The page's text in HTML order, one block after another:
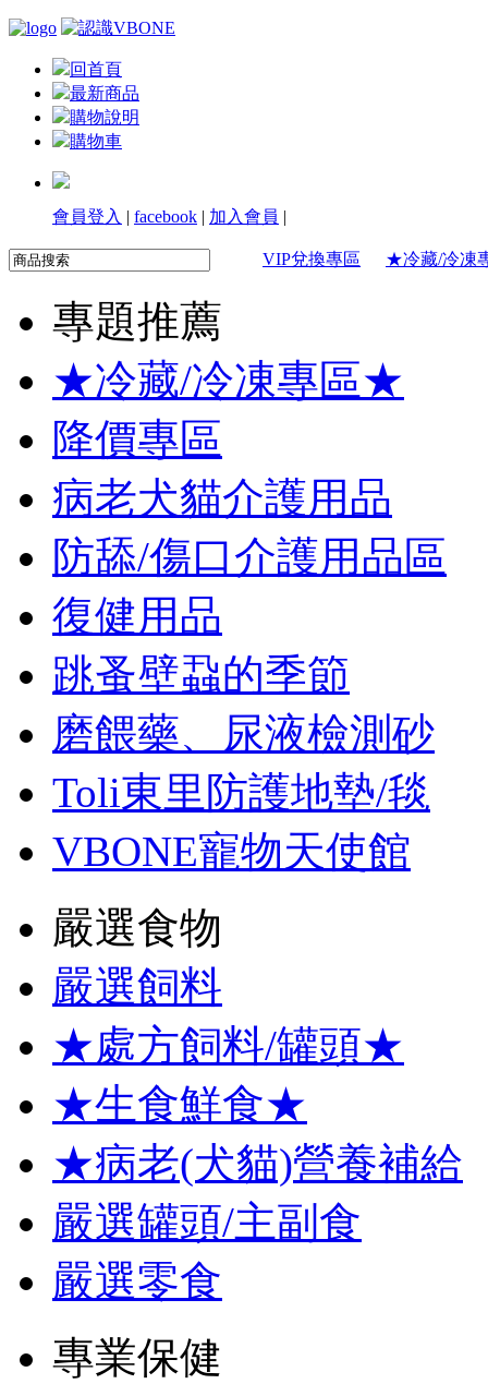
回首頁
最新商品
購物說明
購物車
會員登入 | facebook | 加入會員 |
VIP兌換專區 ★冷藏/冷凍
專題推薦
★冷藏/冷凍專區★
降價專區
病老犬貓介護用品
防舔/傷口介護用品區
復健用品
跳蚤壁蝨的季節
磨餵藥、尿液檢測砂
Toli東里防護地墊/毯
VBONE寵物天使館
嚴選食物
嚴選飼料
★處方飼料/罐頭★
★生食鮮食★
★病老(犬貓)營養補給
嚴選罐頭/主副食
嚴選零食
專業保健